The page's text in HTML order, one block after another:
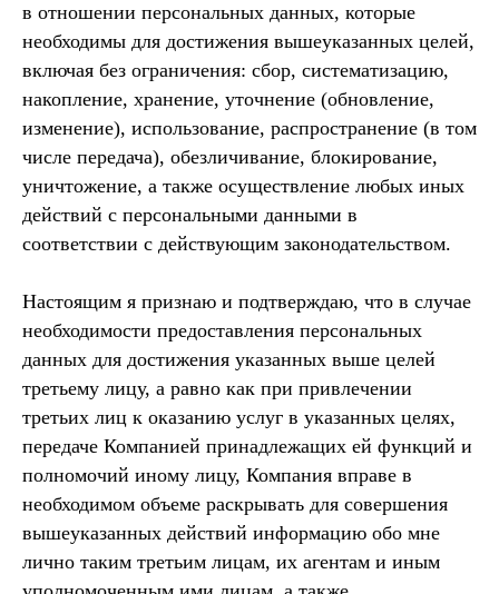
в отношении персональных данных, которые
необходимы для достижения вышеуказанных целей,
включая без ограничения: сбор, систематизацию,
накопление, хранение, уточнение (обновление,
изменение), использование, распространение (в том
числе передача), обезличивание, блокирование,
уничтожение, а также осуществление любых иных
действий с персональными данными в
соответствии с действующим законодательством.
Настоящим я признаю и подтверждаю, что в случае
необходимости предоставления персональных
данных для достижения указанных выше целей
третьему лицу, а равно как при привлечении
третьих лиц к оказанию услуг в указанных целях,
передаче Компанией принадлежащих ей функций и
полномочий иному лицу, Компания вправе в
необходимом объеме раскрывать для совершения
вышеуказанных действий информацию обо мне
лично таким третьим лицам, их агентам и иным